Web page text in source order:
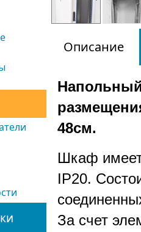
Описание
48см.
Шкаф
IP20.
За счет